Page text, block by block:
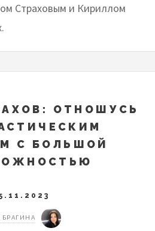
Страховым и Кириллом
ОТНОШУСЬ
С БОЛЬШОЙ
БРАГИНА